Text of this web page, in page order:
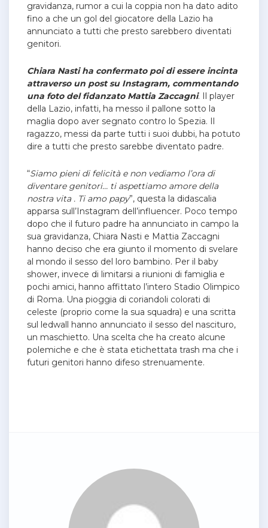
gravidanza, rumor a cui la coppia non ha dato adito
fino a che un gol del giocatore della Lazio ha
annunciato a tutti che presto sarebbero diventati
genitori.
Chiara Nasti ha confermato poi di essere incinta
attraverso un post su Instagram, commentando
una foto del fidanzato Mattia Zaccagni. Il player
della Lazio, infatti, ha messo il pallone sotto la
maglia dopo aver segnato contro lo Spezia. Il
ragazzo, messi da parte tutti i suoi dubbi, ha potuto
dire a tutti che presto sarebbe diventato padre.
“Siamo pieni di felicità e non vediamo l’ora di
diventare genitori… ti aspettiamo amore della
nostra vita . Ti amo papy”, questa la didascalia
apparsa sull’Instagram dell’influencer. Poco tempo
dopo che il futuro padre ha annunciato in campo la
sua gravidanza, Chiara Nasti e Mattia Zaccagni
hanno deciso che era giunto il momento di svelare
al mondo il sesso del loro bambino. Per il baby
shower, invece di limitarsi a riunioni di famiglia e
pochi amici, hanno affittato l’intero Stadio Olimpico
di Roma. Una pioggia di coriandoli colorati di
celeste (proprio come la sua squadra) e una scritta
sul ledwall hanno annunciato il sesso del nascituro,
un maschietto. Una scelta che ha creato alcune
polemiche e che è stata etichettata trash ma che i
futuri genitori hanno difeso strenuamente.